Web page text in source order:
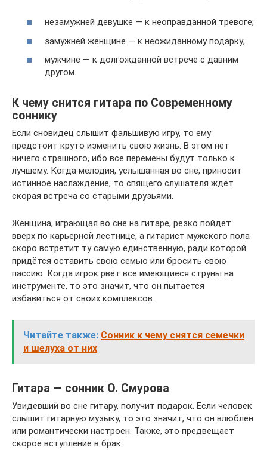
незамужней девушке — к неоправданной тревоге;
замужней женщине — к неожиданному подарку;
мужчине — к долгожданной встрече с давним
другом.
К чему снится гитара по Современному
соннику
Если сновидец слышит фальшивую игру, то ему
предстоит круто изменить свою жизнь. В этом нет
ничего страшного, ибо все перемены будут только к
лучшему. Когда мелодия, услышанная во сне, приносит
истинное наслаждение, то спящего слушателя ждёт
скорая встреча со старыми друзьями.
Женщина, играющая во сне на гитаре, резко пойдёт
вверх по карьерной лестнице, а гитарист мужского пола
скоро встретит ту самую единственную, ради которой
придётся оставить свою семью или бросить свою
пассию. Когда игрок рвёт все имеющиеся струны на
инструменте, то это значит, что он пытается
избавиться от своих комплексов.
Читайте также: Сонник к чему снятся семечки
и шелуха от них
Гитара — сонник О. Смурова
Увидевший во сне гитару, получит подарок. Если человек
слышит гитарную музыку, то это значит, что он влюблён
или романтически настроен. Также, это предвещает
скорое вступление в брак.